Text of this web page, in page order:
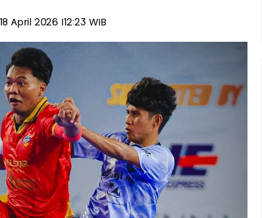
April 2026 |12:23 WIB